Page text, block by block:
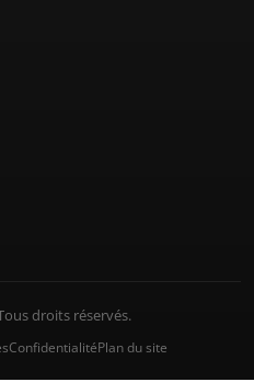
droits réservés.
ConfidentialitéPlan du site